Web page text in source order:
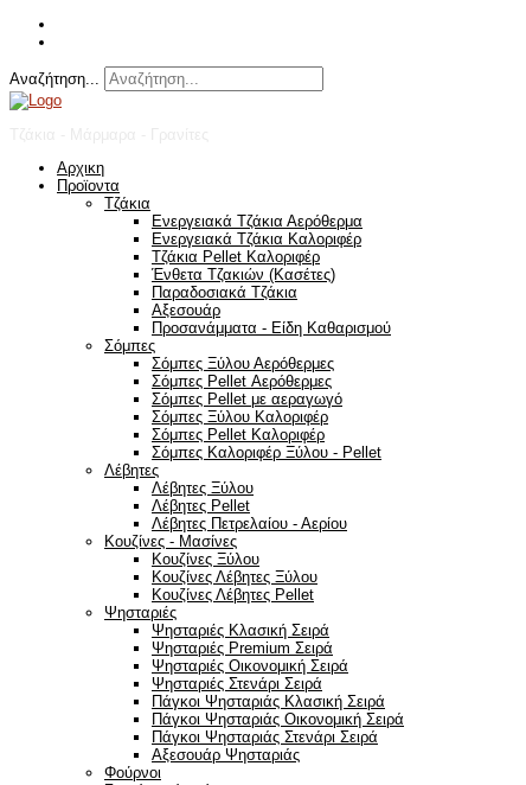
Αναζήτηση...
Αρχικη
Προϊοντα
Τζάκια
Ενεργειακά Τζάκια Αερόθερμα
Ενεργειακά Τζάκια Καλοριφέρ
Τζάκια Pellet Καλοριφέρ
Ένθετα Τζακιών (Κασέτες)
Παραδοσιακά Τζάκια
Αξεσουάρ
Προσανάμματα - Είδη Καθαρισμού
Σόμπες
Σόμπες Ξύλου Αερόθερμες
Σόμπες Pellet Αερόθερμες
Σόμπες Pellet με αεραγωγό
Σόμπες Ξύλου Καλοριφέρ
Σόμπες Pellet Καλοριφέρ
Σόμπες Καλοριφέρ Ξύλου - Pellet
Λέβητες
Λέβητες Ξύλου
Λέβητες Pellet
Λέβητες Πετρελαίου - Αερίου
Κουζίνες - Μασίνες
Κουζίνες Ξύλου
Κουζίνες Λέβητες Ξύλου
Κουζίνες Λέβητες Pellet
Ψησταριές
Ψησταριές Κλασική Σειρά
Ψησταριές Premium Σειρά
Ψησταριές Οικονομική Σειρά
Ψησταριές Στενάρι Σειρά
Πάγκοι Ψησταριάς Κλασική Σειρά
Πάγκοι Ψησταριάς Οικονομική Σειρά
Πάγκοι Ψησταριάς Στενάρι Σειρά
Αξεσουάρ Ψησταριάς
Φούρνοι